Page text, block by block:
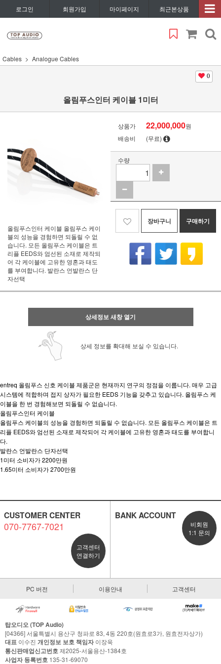
로그인 회원가입 마이페이지 최근본상품
Cables Analogue Cables
0
올림푸스인터 케이블 1미터
올림푸스인터 케이블 올림푸스 케이
블의 성능을 경험하면 되돌릴 수 없
습니다. 모든 올림푸스 케이블은 트
리플 EEDS와 엄선된 소재로 제작되
어 각 케이블에 고유한 영혼과 태도
를 부여합니다. 발란스 언발란스 단
자선택
상품가 22,000,000원
배송비
(무료)
수량
장바구니 구매하기
상세정보 새창 열기
상세 정보를 확대해 보실 수 있습니다.
entreq 올림푸스 신호 케이블 제품군은 현재까지 연구의 정점을 이룹니다. 매우 고급
시스템에 적합하며 접지 상자가 필요한 EEDS 기능을 갖추고 있습니다. 올림푸스 케
이블을 한 번 경험해보면 되돌릴 수 없습니다.
올림푸스인터 케이블
올림푸스 케이블의 성능을 경험하면 되돌릴 수 없습니다. 모든 올림푸스 케이블은 트
리플 EEDS와 엄선된 소재로 제작되어 각 케이블에 고유한 영혼과 태도를 부여합니
다.
발란스 언발란스 단자선택
1미터 소비자가 2200만원
1.65미터 소비자가 2700만원
CUSTOMER CENTER
070-7767-7021
고객센터
연결하기
BANK ACCOUNT
비회원
1:1 문의
PC 버전 이용안내 고객센터
탑오디오 (TOP Audio)
[04366] 서울특별시 용산구 청파로 83, 4동 220호(원효로3가, 원효전자상가)
대표 이수진 개인정보 보호 책임자이장욱
통신판매업신고번호제2025-서울용산-1384호
사업자 등록번호 135-31-69070